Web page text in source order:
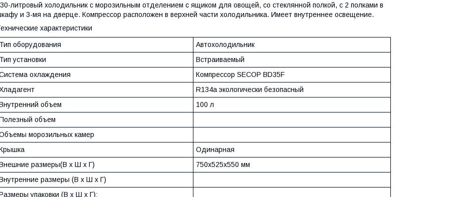
литровый холодильник с морозильным отделением с ящиком для овощей, со стеклянной полкой, с 2 полками в
и 3-мя на дверце. Компрессор расположен в верхней части холодильника. Имеет внутреннее освещение.
характеристики
оборудования
Автохолодильник
установки
Встраиваемый
охлаждения
Компрессор SECOP BD35F
R134a экологически безопасный
объем
100 л
объем
морозильных камер
Одинарная
размеры(В x Ш x Г)
750x525x550 мм
размеры (В x Ш x Г)
упаковки (В x Ш x Г):